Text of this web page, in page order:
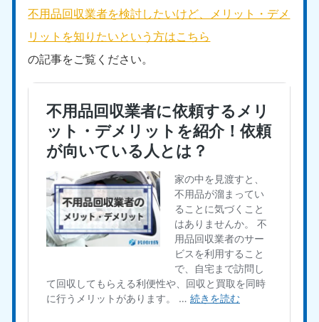
不用品回収業者を検討したいけど、メリット・デメ
リットを知りたいという方はこちら
の記事をご覧ください。